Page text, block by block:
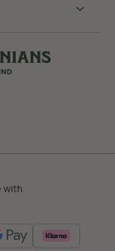
with